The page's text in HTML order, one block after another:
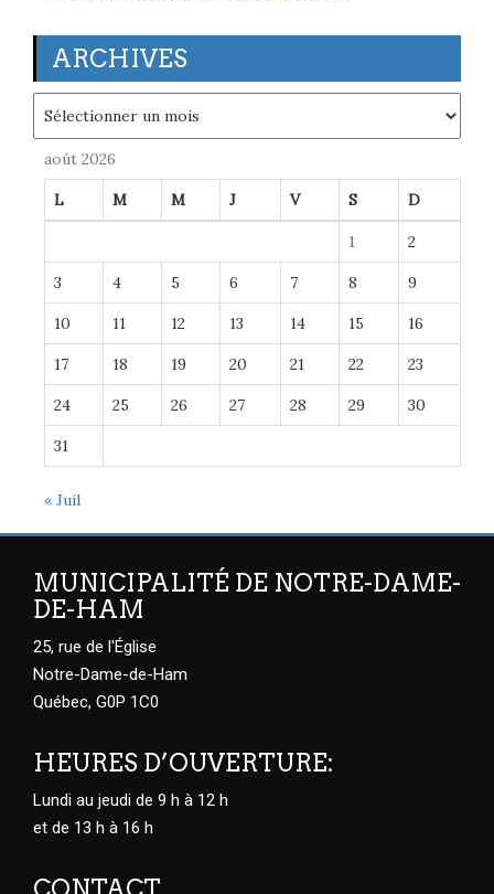
ARCHIVES
août 2026
L M M J V S D
1 2
3 4 5 6 7 8 9
10 11 12 13 14 15 16
17 18 19 20 21 22 23
24 25 26 27 28 29 30
31
« Juil
MUNICIPALITÉ DE NOTRE-DAME-
DE-HAM
25, rue de l'Église
Notre-Dame-de-Ham
Québec, G0P 1C0
HEURES D’OUVERTURE:
Lundi au jeudi de 9 h à 12 h
et de 13 h à 16 h